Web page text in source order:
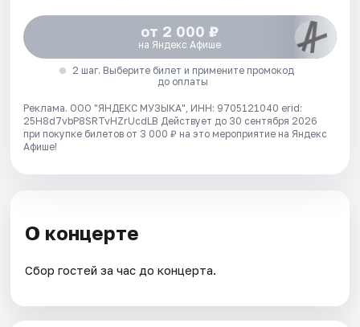
от 2 000 ₽
на Яндекс Афише
2 шаг. Выберите билет и примените промокод
до оплаты
Реклама. ООО "ЯНДЕКС МУЗЫКА", ИНН: 9705121040 erid:
25H8d7vbP8SRTvHZrUcdLB Действует до 30 сентября 2026
при покупке билетов от 3 000 ₽ на это мероприятие на Яндекс
Афише!
О концерте
Сбор гостей за час до концерта.